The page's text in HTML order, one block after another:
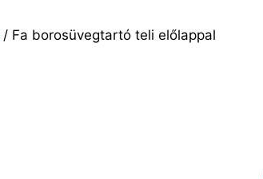
/ Fa borosüvegtartó teli előlappal